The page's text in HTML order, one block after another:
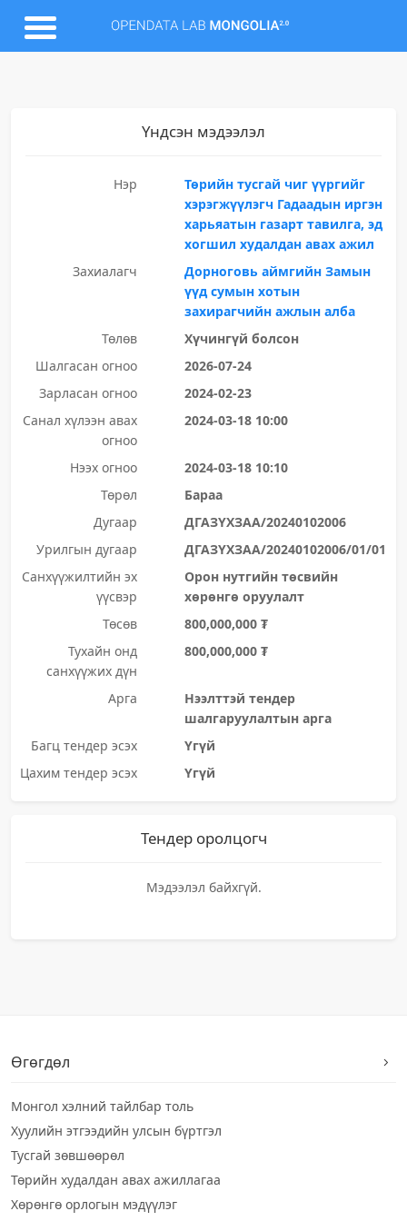
Үндсэн мэдээлэл
Нэр
Төрийн тусгай чиг үүргийг
хэрэгжүүлэгч Гадаадын иргэн
харьяатын газарт тавилга, эд
хогшил худалдан авах ажил
Захиалагч
Дорноговь аймгийн Замын
үүд сумын хотын
захирагчийн ажлын алба
Төлөв
Хүчингүй болсон
Шалгасан огноо
2026-07-24
Зарласан огноо
2024-02-23
Санал хүлээн авах
огноо
2024-03-18 10:00
Нээх огноо
2024-03-18 10:10
Төрөл
Бараа
Дугаар
ДГАЗҮХЗАА/20240102006
Урилгын дугаар
ДГАЗҮХЗАА/20240102006/01/01
Санхүүжилтийн эх
үүсвэр
Орон нутгийн төсвийн
хөрөнгө оруулалт
Төсөв
800,000,000 ₮
Тухайн онд
санхүүжих дүн
800,000,000 ₮
Арга
Нээлттэй тендер
шалгаруулалтын арга
Багц тендер эсэх
Үгүй
Цахим тендер эсэх
Үгүй
Тендер оролцогч
Мэдээлэл байхгүй.
Өгөгдөл
Монгол хэлний тайлбар толь
Хуулийн этгээдийн улсын бүртгэл
Тусгай зөвшөөрөл
Төрийн худалдан авах ажиллагаа
Хөрөнгө орлогын мэдүүлэг